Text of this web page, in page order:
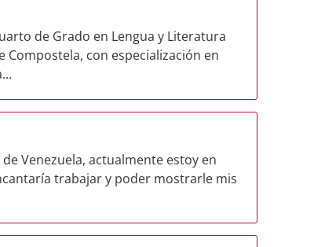
de Grado en Lengua y Literatura
Compostela, con especialización en
Venezuela, actualmente estoy en
trabajar y poder mostrarle mis